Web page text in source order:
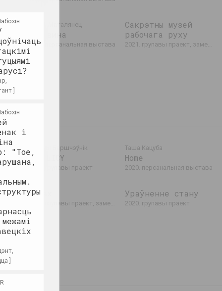
Сямён Маталянец
Половина
2021. персанальная выстава
Сакрэтны музей
рабочага руху
2021. групавы праект, замежнае падзея
Красны Баршчэўнік
CIAHLICY
2020. групавы праект
Таша Кацуба
Home
2020. персанальная выстава
Страх
2020. групавы праект, замежнае падзея, міжнародная падзея
Ураўненне стану
2020. групавы праект
]
і
"Тое,
]